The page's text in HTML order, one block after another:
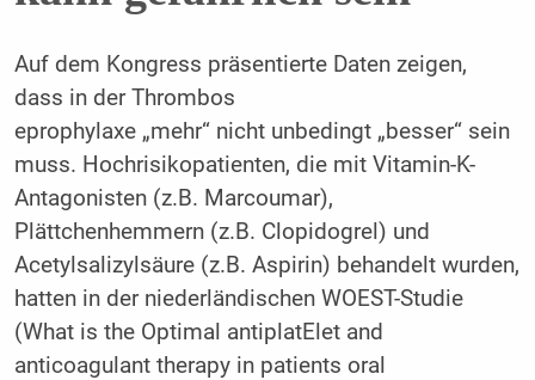
Auf dem Kongress präsentierte Daten zeigen,
dass in der Thrombos
eprophylaxe „mehr“ nicht unbedingt „besser“ sein
muss. Hochrisikopatienten, die mit Vitamin-K-
Antagonisten (z.B. Marcoumar),
Plättchenhemmern (z.B. Clopidogrel) und
Acetylsalizylsäure (z.B. Aspirin) behandelt wurden,
hatten in der niederländischen WOEST-Studie
(What is the Optimal antiplatElet and
anticoagulant therapy in patients oral